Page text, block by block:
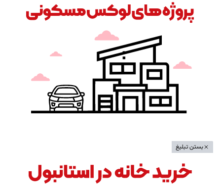
بستن تبلیغ